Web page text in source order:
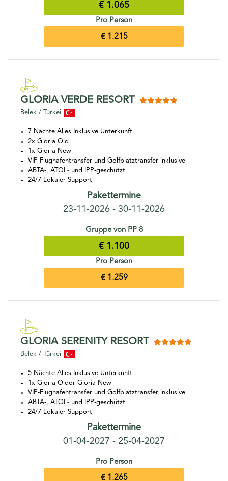
€ 1.065
Pro Person
€ 1.215
GLORIA VERDE RESORT
Belek / Türkei
7 Nächte Alles Inklusive Unterkunft
2x Gloria Old
1x Gloria New
VIP-Flughafentransfer und Golfplatztransfer inklusive
ABTA-, ATOL- und IPP-geschützt
24/7 Lokaler Support
Pakettermine
23-11-2026 - 30-11-2026
Gruppe von PP 8
€ 1.100
Pro Person
€ 1.259
GLORIA SERENITY RESORT
Belek / Türkei
5 Nächte Alles Inklusive Unterkunft
1x Gloria Oldor Gloria New
VIP-Flughafentransfer und Golfplatztransfer inklusive
ABTA-, ATOL- und IPP-geschützt
24/7 Lokaler Support
Pakettermine
01-04-2027 - 25-04-2027
Pro Person
€ 1.265